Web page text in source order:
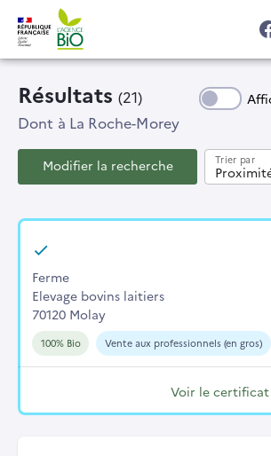
Résultats (21)
Dont à La Roche-Morey
Modifier la recherche Trier par
Ferme
Elevage bovins laitiers
70120 Molay
100% Bio Vente aux professionnels (en gros)
Voir le certificat